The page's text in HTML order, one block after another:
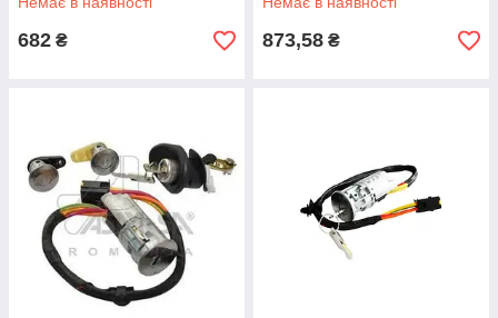
682 ₴ 873,58 ₴